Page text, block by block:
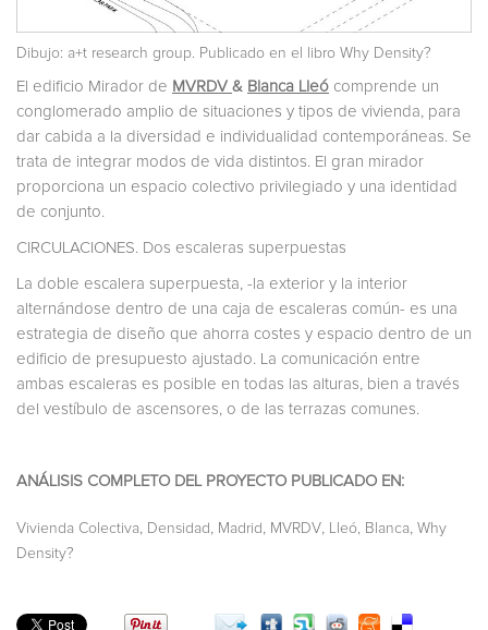
Dibujo: a+t research group. Publicado en el libro Why Density?
El edificio Mirador de MVRDV & Blanca Lleó comprende un
conglomerado amplio de situaciones y tipos de vivienda, para
dar cabida a la diversidad e individualidad contemporáneas. Se
trata de integrar modos de vida distintos. El gran mirador
proporciona un espacio colectivo privilegiado y una identidad
de conjunto.
CIRCULACIONES. Dos escaleras superpuestas
La doble escalera superpuesta, -la exterior y la interior
alternándose dentro de una caja de escaleras común- es una
estrategia de diseño que ahorra costes y espacio dentro de un
edificio de presupuesto ajustado. La comunicación entre
ambas escaleras es posible en todas las alturas, bien a través
del vestíbulo de ascensores, o de las terrazas comunes.
ANÁLISIS COMPLETO DEL PROYECTO PUBLICADO EN:
Vivienda Colectiva, Densidad , Madrid , MVRDV, Lleó, Blanca, Why
Density?